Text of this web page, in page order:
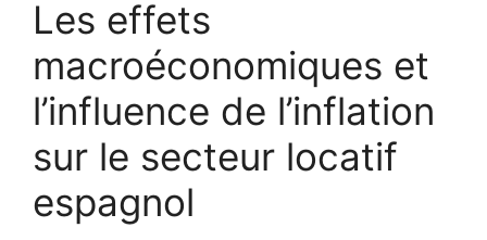
Les effets
macroéconomiques et
l’influence de l’inflation
sur le secteur locatif
espagnol